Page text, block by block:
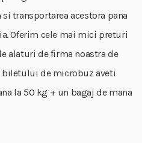
transportarea acestora pana
Oferim cele mai mici preturi
alaturi de firma noastra de
biletului de microbuz aveti
la 50 kg + un bagaj de mana